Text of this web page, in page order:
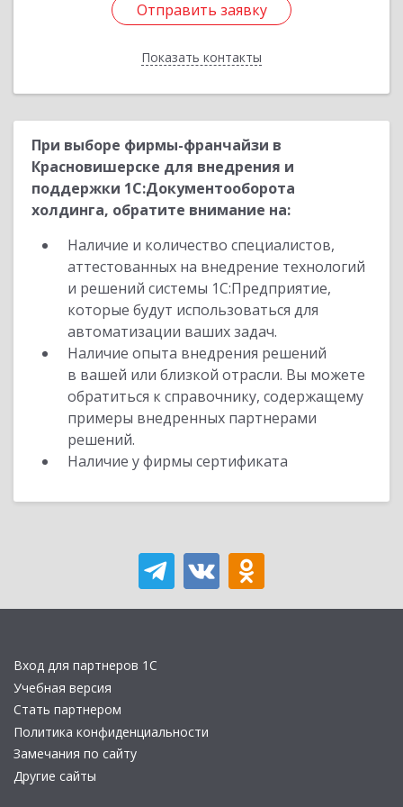
Отправить заявку
Показать контакты
Отправить заявку
Назад
При выборе фирмы-франчайзи в
Красновишерске для внедрения и
поддержки 1С:Документооборота
холдинга, обратите внимание на:
Наличие и количество специалистов,
аттестованных на внедрение технологий
и решений системы 1С:Предприятие,
которые будут использоваться для
автоматизации ваших задач.
Наличие опыта внедрения решений
в вашей или близкой отрасли. Вы можете
обратиться к справочнику, содержащему
примеры внедренных партнерами
решений.
Наличие у фирмы сертификата
Вход для партнеров 1С
Учебная версия
Стать партнером
Политика конфиденциальности
Замечания по сайту
Другие сайты